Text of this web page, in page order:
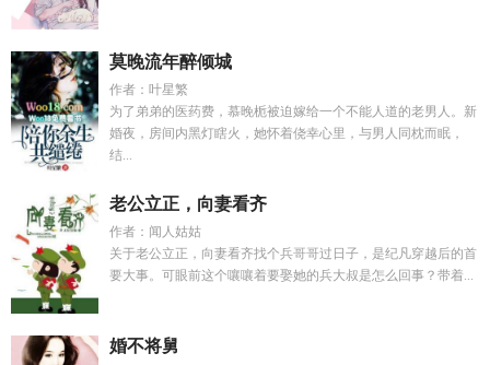
莫晚流年醉倾城
作者：叶星繁
为了弟弟的医药费，慕晚栀被迫嫁给一个不能人道的老男人。新
婚夜，房间内黑灯瞎火，她怀着侥幸心里，与男人同枕而眠，
结...
老公立正，向妻看齐
作者：闻人姑姑
关于老公立正，向妻看齐找个兵哥哥过日子，是纪凡穿越后的首
要大事。可眼前这个嚷嚷着要娶她的兵大叔是怎么回事？带着...
婚不将舅